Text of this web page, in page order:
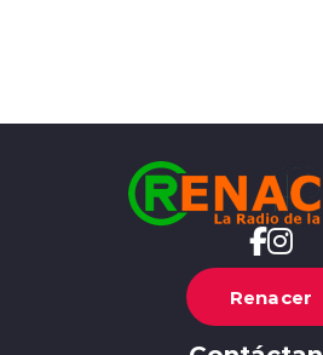
Renacer